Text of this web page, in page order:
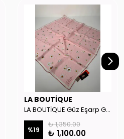
LA BOUTİQUE
LA BOUTİQUE Güz Eşarp GYSE130804
%19
₺ 1,350.00
₺ 1,100.00